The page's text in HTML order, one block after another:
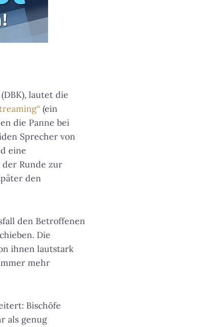
lautet die
(ein
die Panne bei
Sprecher von
eine
Runde zur
den
den Betroffenen
Die
ihnen lautstark
mehr
Bischöfe
als genug